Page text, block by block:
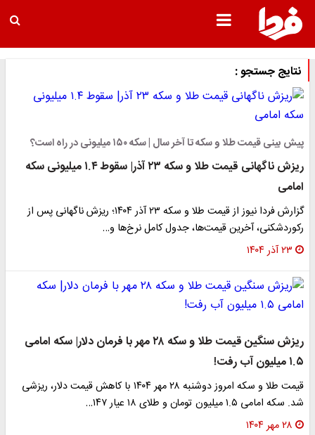
نتایج جستجو :
پیش بینی قیمت طلا و سکه تا آخر سال | سکه ۱۵۰ میلیونی در راه است؟
ریزش ناگهانی قیمت طلا و سکه ۲۳ آذر| سقوط ۱.۴ میلیونی سکه
امامی
گزارش فردا نیوز از قیمت طلا و سکه ۲۳ آذر ۱۴۰۴؛ ریزش ناگهانی پس از
رکوردشکنی، آخرین قیمت‌ها، جدول کامل نرخ‌ها و…
۲۳ آذر ۱۴۰۴
ریزش سنگین قیمت طلا و سکه ۲۸ مهر با فرمان دلار| سکه امامی
۱.۵ میلیون آب رفت!
قیمت طلا و سکه امروز دوشنبه ۲۸ مهر ۱۴۰۴ با کاهش قیمت دلار، ریزشی
شد. سکه امامی ۱.۵ میلیون تومان و طلای ۱۸ عیار ۱۴۷…
۲۸ مهر ۱۴۰۴